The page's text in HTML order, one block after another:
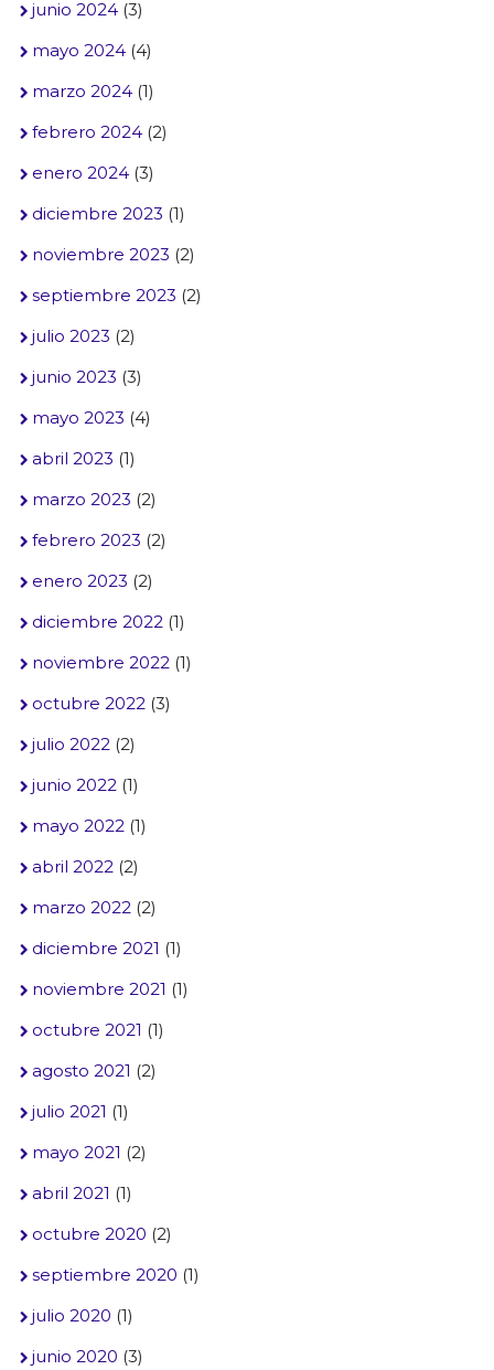
junio 2024(3)
mayo 2024(4)
marzo 2024(1)
febrero 2024(2)
enero 2024(3)
diciembre 2023 (1)
noviembre 2023 (2)
septiembre 2023 (2)
julio 2023 (2)
junio 2023 (3)
mayo 2023 (4)
abril 2023 (1)
marzo 2023 (2)
febrero 2023 (2)
enero 2023 (2)
diciembre 2022(1)
noviembre 2022(1)
octubre 2022(3)
julio 2022(2)
junio 2022(1)
mayo 2022(1)
abril 2022(2)
marzo 2022(2)
diciembre 2021 (1)
noviembre 2021 (1)
octubre 2021 (1)
agosto 2021 (2)
julio 2021 (1)
mayo 2021 (2)
abril 2021 (1)
octubre 2020 (2)
septiembre 2020 (1)
julio 2020 (1)
junio 2020 (3)